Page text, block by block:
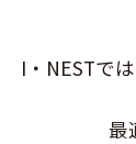
I・NESTで
最